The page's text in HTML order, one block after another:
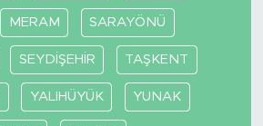
MERAM SARAYÖNÜ
SEYDİŞEHİR TAŞKENT
YALIHÜYÜK YUNAK